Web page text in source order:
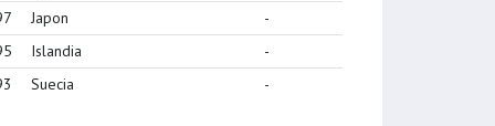
Japon
-
Islandia
-
Suecia -